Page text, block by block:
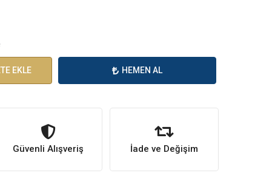
EKLE HEMEN AL
Güvenli Alışveriş İade ve Değişim